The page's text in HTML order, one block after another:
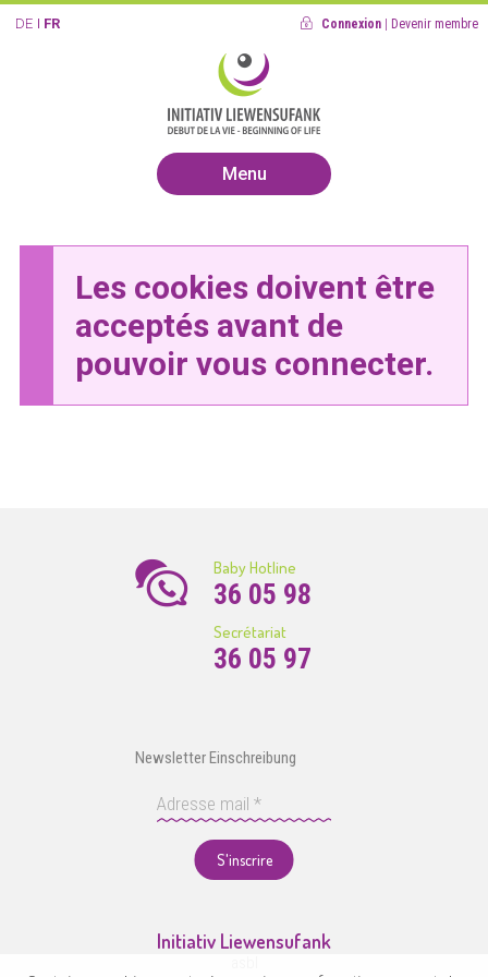
DE FR Connexion Devenir membre
Menu
Les cookies doivent être
acceptés avant de
pouvoir vous connecter.
Baby Hotline
36 05 98
Secrétariat
36 05 97
Newsletter Einschreibung
S'inscrire
Initiativ Liewensufank